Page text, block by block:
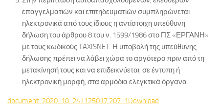
επαγγελματιών και επιτηδευματιών συμπληρώνεται
ηλεκτρονικά από τους ίδιους η αντίστοιχη υπεύθυνη
δήλωση του άρθρου 8 του ν. 1599/1986 στο ΠΣ «ΕΡΓΑΝΗ»
με τους κωδικούς TAXISNET. Η υποβολή της υπεύθυνης
δήλωσης πρέπει να λάβει χώρα το αργότερο πριν από τη
μετακίνησή τους και να επιδεικνύεται, σε έντυπη ή
ηλεκτρονική μορφή, στα αρμόδια ελεγκτικά όργανα.
document-2020-10-24T125017.207-1Download